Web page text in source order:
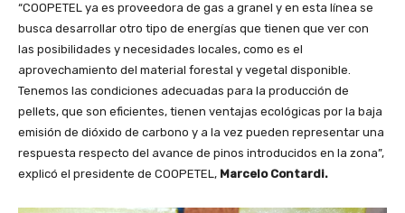
“COOPETEL ya es proveedora de gas a granel y en esta línea se
busca desarrollar otro tipo de energías que tienen que ver con
las posibilidades y necesidades locales, como es el
aprovechamiento del material forestal y vegetal disponible.
Tenemos las condiciones adecuadas para la producción de
pellets, que son eficientes, tienen ventajas ecológicas por la baja
emisión de dióxido de carbono y a la vez pueden representar una
respuesta respecto del avance de pinos introducidos en la zona”,
explicó el presidente de COOPETEL, Marcelo Contardi.